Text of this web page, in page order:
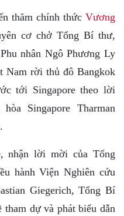
thăm chính thức Vương
cơ chở Tổng Bí thư,
nhân Ngô Phương Ly
Nam rời thủ đô Bangkok
tới Singapore theo lời
Singapore Tharman
, nhận lời mời của Tổng
hành Viện Nghiên cứu
Giegerich, Tổng Bí
dự và phát biểu dẫn